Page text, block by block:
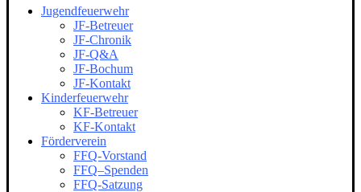
Jugendfeuerwehr
JF-Betreuer
JF-Chronik
JF-Q&A
JF-Bochum
JF-Kontakt
Kinderfeuerwehr
KF-Betreuer
KF-Kontakt
Förderverein
FFQ-Vorstand
FFQ–Spenden
FFQ-Satzung